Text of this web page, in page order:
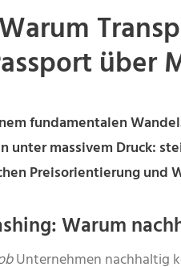
über
fundamentalen
massivem Druck:
Preisorientierung und
Warum
Unternehmen nachhaltig